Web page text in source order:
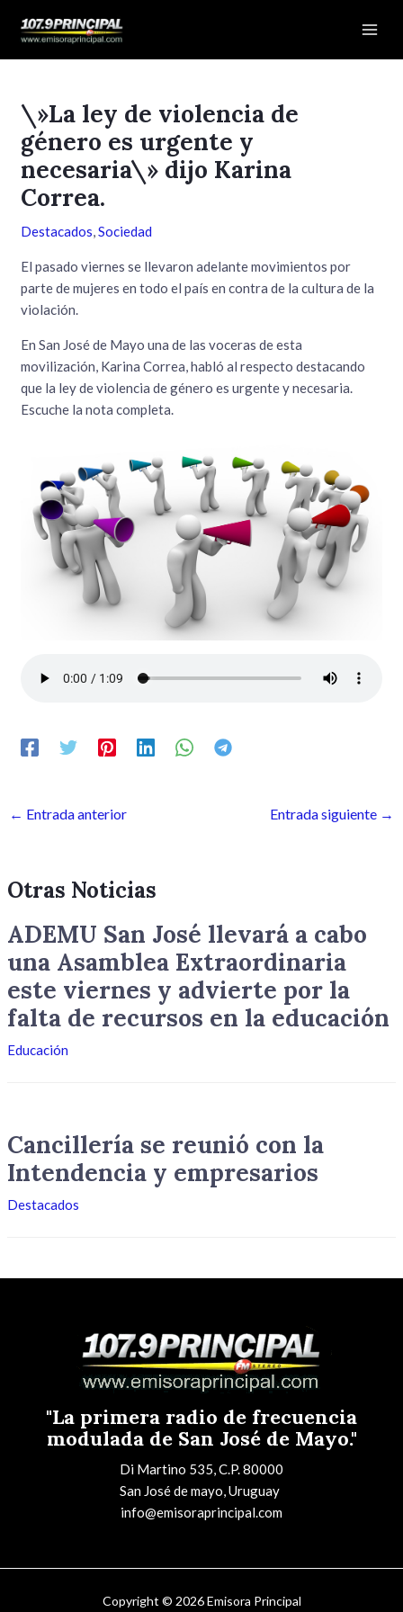
\»La ley de violencia de
género es urgente y
necesaria\» dijo Karina
Correa.
Destacados,Sociedad
El pasado viernes se llevaron adelante movimientos por
parte de mujeres en todo el país en contra de la cultura de la
violación.
En San José de Mayo una de las voceras de esta
movilización, Karina Correa, habló al respecto destacando
que la ley de violencia de género es urgente y necesaria.
Escuche la nota completa.
de
← Entrada anterior Entrada siguiente →
Otras Noticias
ADEMU San José llevará a cabo
una Asamblea Extraordinaria
este viernes y advierte por la
falta de recursos en la educación
Educación
Cancillería se reunió con la
Intendencia y empresarios
Destacados
"La primera radio de frecuencia
modulada de San José de Mayo."
Di Martino 535, C.P. 80000
San José de mayo, Uruguay
info@emisoraprincipal.com
Copyright © 2026 Emisora Principal